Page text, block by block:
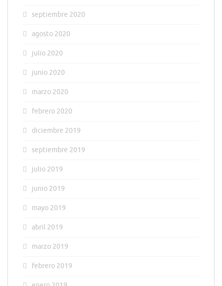
septiembre 2020
agosto 2020
julio 2020
junio 2020
marzo 2020
febrero 2020
diciembre 2019
septiembre 2019
julio 2019
junio 2019
mayo 2019
abril 2019
marzo 2019
febrero 2019